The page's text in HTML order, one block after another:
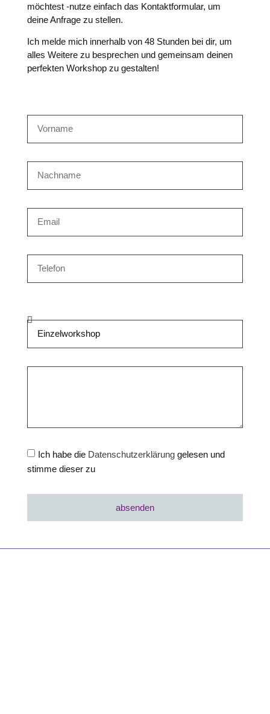
möchtest -nutze einfach das Kontaktformular, um
deine Anfrage zu stellen.
Ich melde mich innerhalb von 48 Stunden bei dir, um
alles Weitere zu besprechen und gemeinsam deinen
perfekten Workshop zu gestalten!
Ich habe die Datenschutzerklärunggelesen und
stimme dieser zu
absenden